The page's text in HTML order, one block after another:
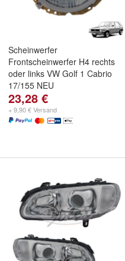
Scheinwerfer
Frontscheinwerfer H4 rechts
oder links VW Golf 1 Cabrio
17/155 NEU
23,28 €
+ 9,90 € Versand